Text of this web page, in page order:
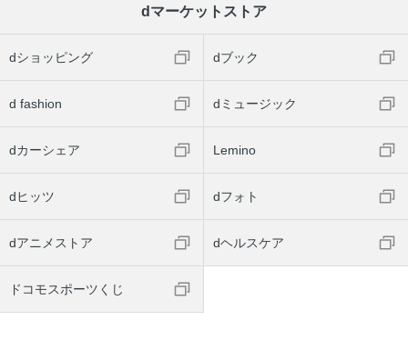
dマーケットストア
dショッピング dブック
d fashion dミュージック
dカーシェア Lemino
dヒッツ dフォト
dアニメストア dヘルスケア
ドコモスポーツくじ